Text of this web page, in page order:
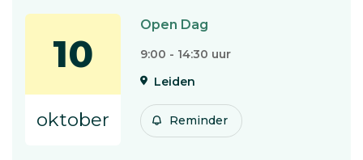
10
oktober
Open Dag
9:00 - 14:30 uur
Leiden
Reminder